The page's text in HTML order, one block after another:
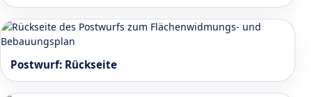
Postwurf: Rückseite